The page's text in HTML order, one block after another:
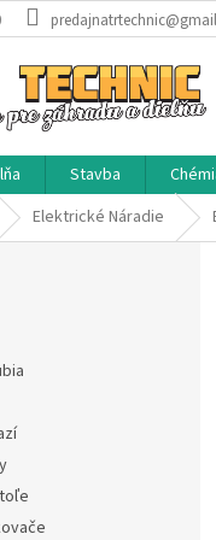
Stavba
Elektrické Náradie